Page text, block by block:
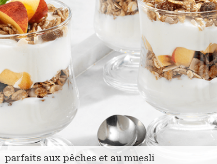
parfaits aux pêches et au muesli